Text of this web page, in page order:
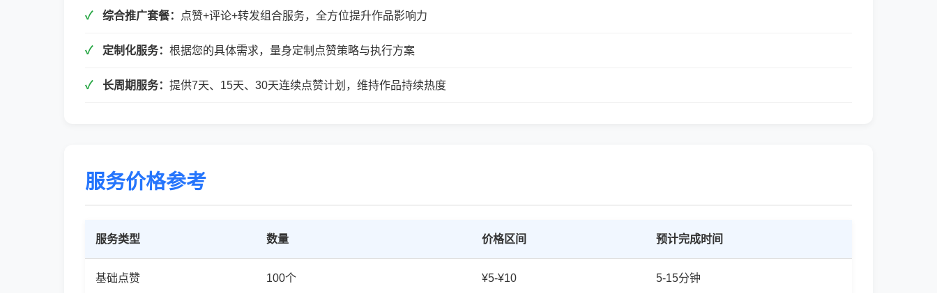
综合推广套餐： 点赞+评论+转发组合服务，全方位提升作品影响力
定制化服务： 根据您的具体需求，量身定制点赞策略与执行方案
长周期服务： 提供7天、15天、30天连续点赞计划，维持作品持续热度
服务价格参考
服务类型 数量 价格区间 预计完成时间
基础点赞 100个 ¥5-¥10 5-15分钟